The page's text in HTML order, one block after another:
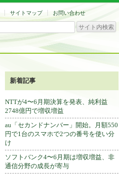
サイトマップ お問い合わせ
新着記事
NTTが4〜6月期決算を発表、純利益
2748億円で増収増益
au「セカンドナンバー」開始。月額550
円で1台のスマホで2つの番号を使い分
け
ソフトバンク4〜6月期は増収増益、非
通信分野の成長が寄与